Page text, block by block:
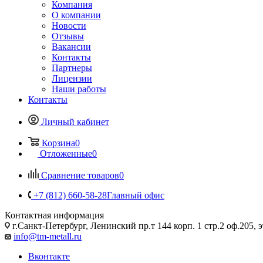
Компания
О компании
Новости
Отзывы
Вакансии
Контакты
Партнеры
Лицензии
Наши работы
Контакты
Личный кабинет
Корзина0
Отложенные0
Сравнение товаров0
+7 (812) 660-58-28Главный офис
Контактная информация
г.Санкт-Петербург, Ленинский пр.т 144 корп. 1 стр.2 оф.205,
info@tm-metall.ru
Вконтакте